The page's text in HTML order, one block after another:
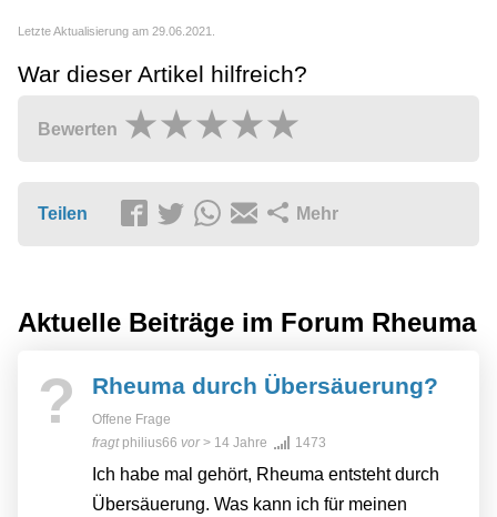
Letzte Aktualisierung am 29.06.2021.
War dieser Artikel hilfreich?
Bewerten
Teilen Mehr
Aktuelle Beiträge im Forum Rheuma
? Rheuma durch Übersäuerung?
Offene Frage
fragt philius66 vor> 14 Jahre 1473
Ich habe mal gehört, Rheuma entsteht durch
Übersäuerung. Was kann ich für meinen